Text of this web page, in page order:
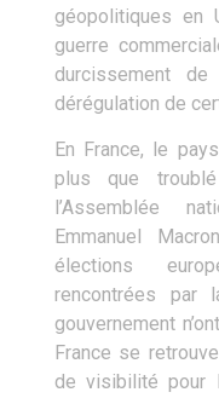
géopolitiques en
guerre
durcissement de
dérégulation de
En France, le
plus que
l’Assemblée
Emmanuel
élections
rencontrées par
gouvernement
France se
de visibilité pour